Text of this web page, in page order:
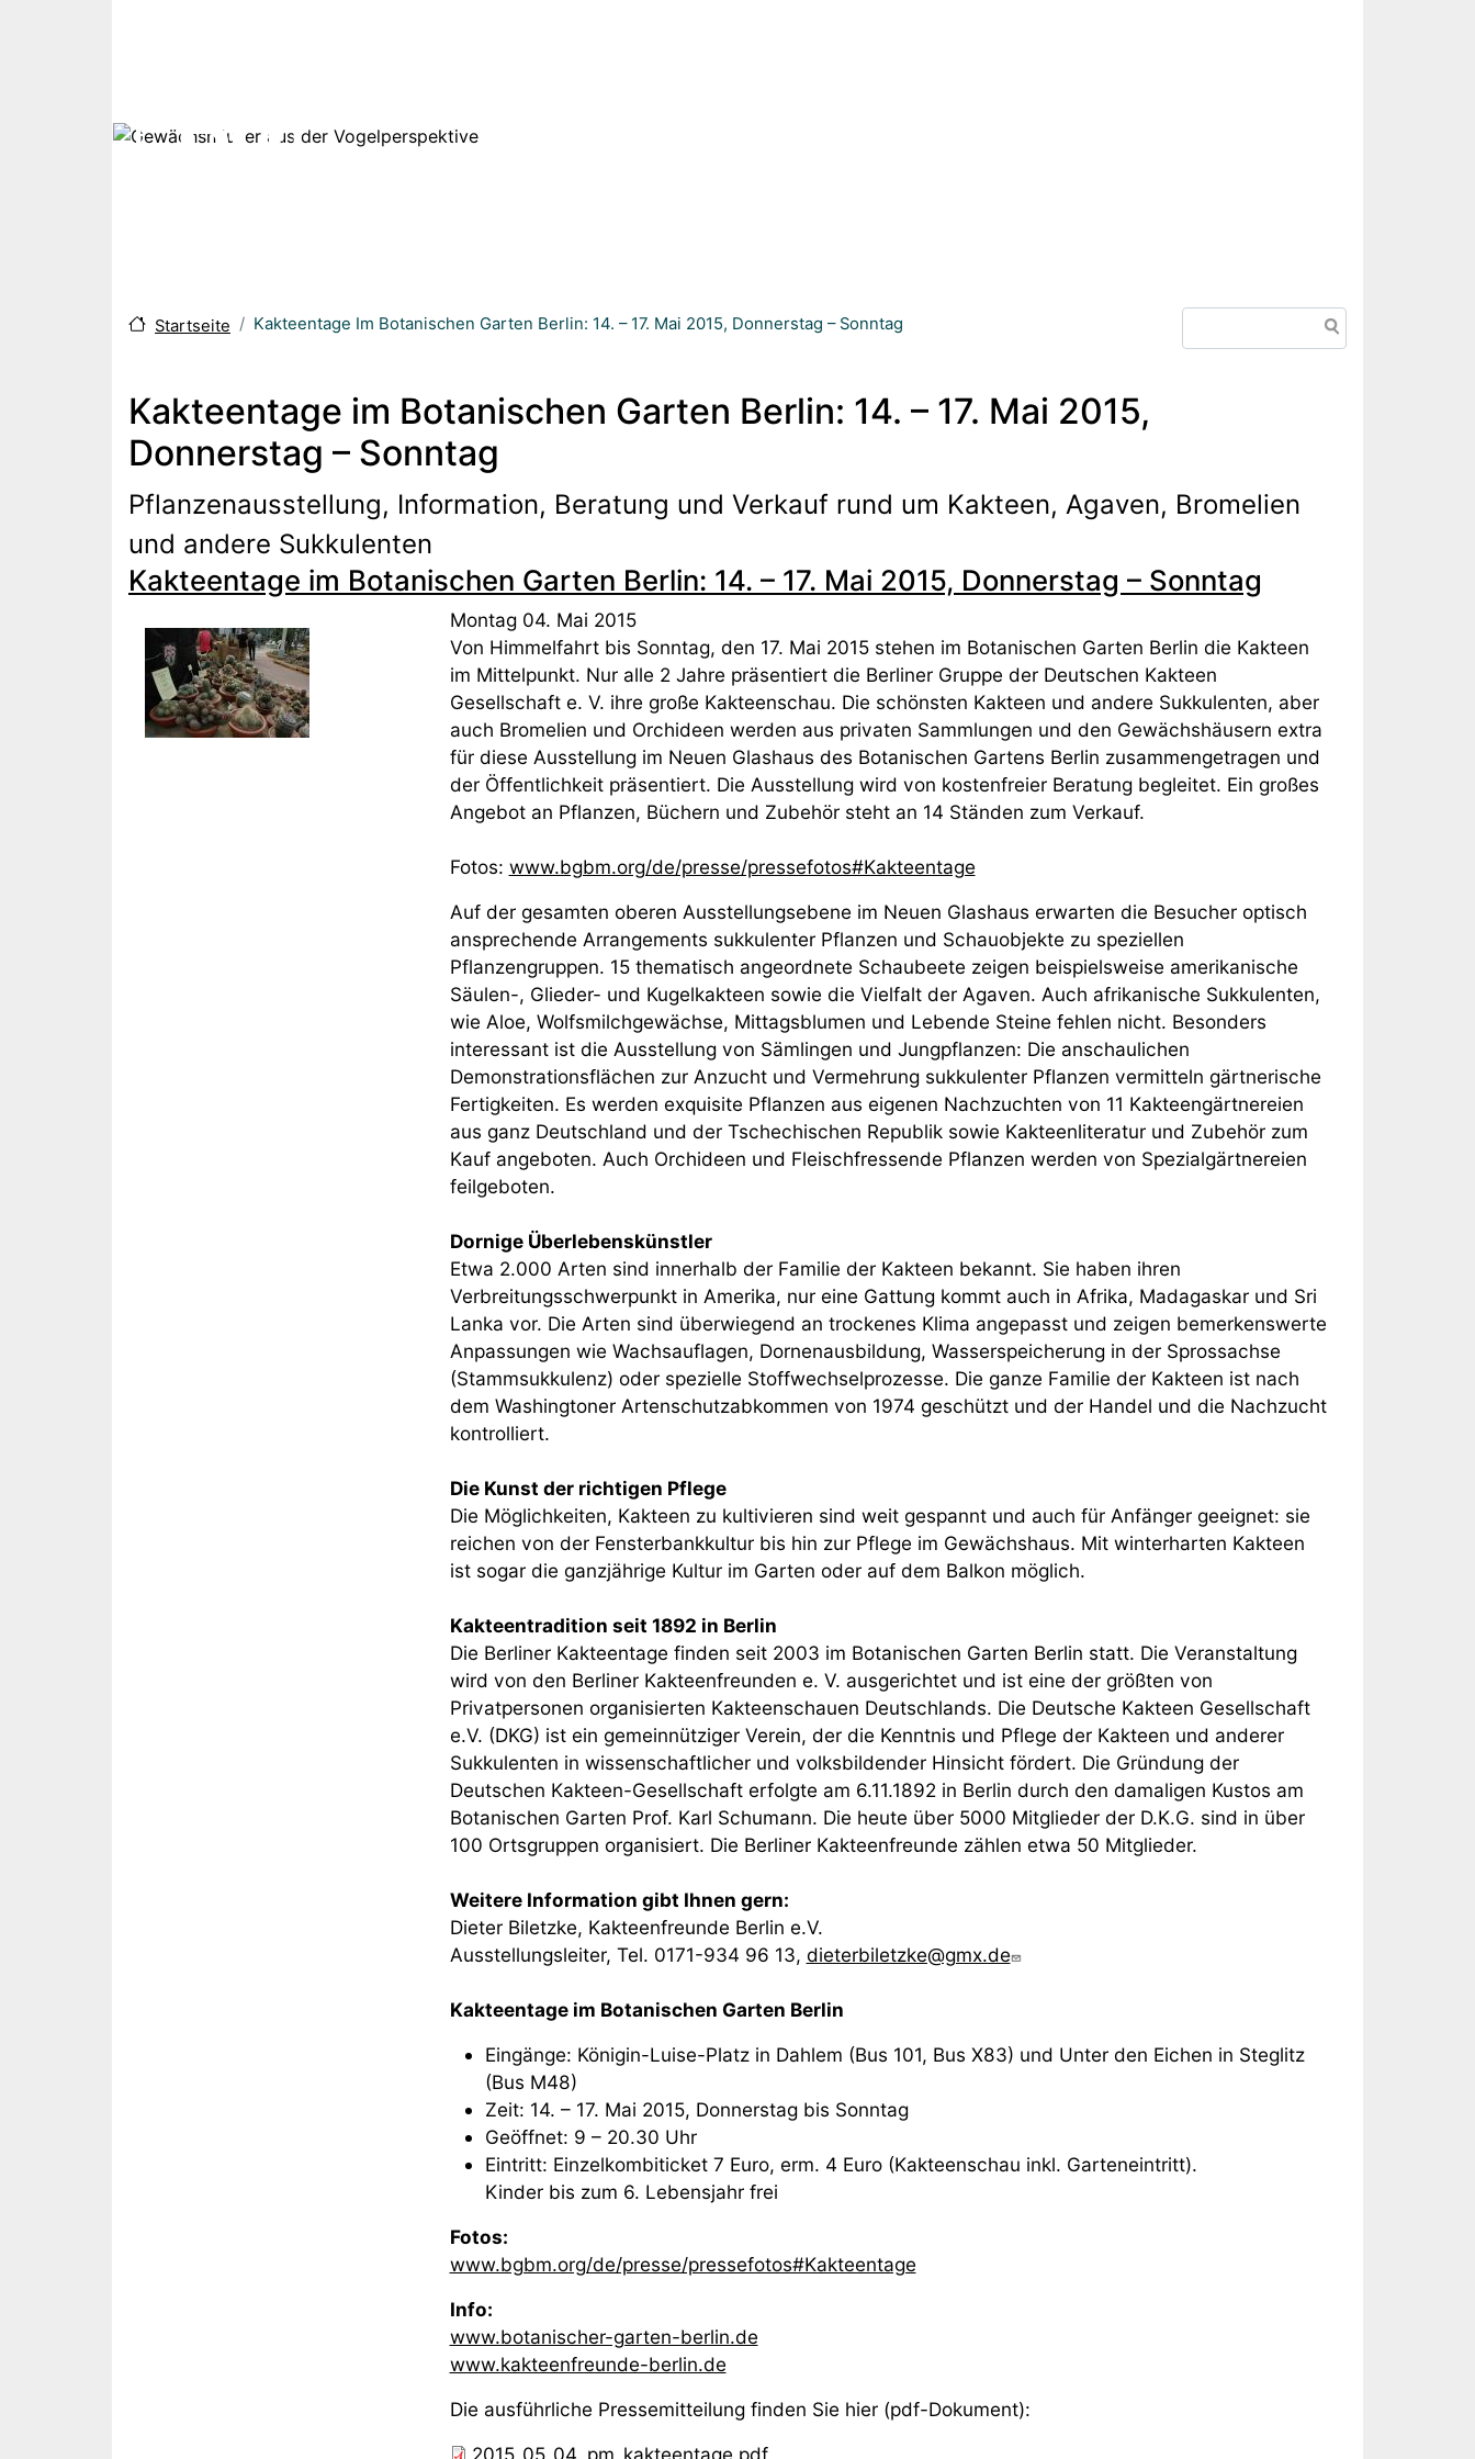
Startseite Kakteentage Im Botanischen Garten Berlin: 14. – 17. Mai 2015, Donnerstag – Sonntag
Kakteentage im Botanischen Garten Berlin: 14. – 17. Mai 2015,
Donnerstag – Sonntag
Pflanzenausstellung, Information, Beratung und Verkauf rund um Kakteen, Agaven, Bromelien
und andere Sukkulenten
Kakteentage im Botanischen Garten Berlin: 14. – 17. Mai 2015, Donnerstag – Sonntag
Montag 04. Mai 2015
Von Himmelfahrt bis Sonntag, den 17. Mai 2015 stehen im Botanischen Garten Berlin die Kakteen
im Mittelpunkt. Nur alle 2 Jahre präsentiert die Berliner Gruppe der Deutschen Kakteen
Gesellschaft e. V. ihre große Kakteenschau. Die schönsten Kakteen und andere Sukkulenten, aber
auch Bromelien und Orchideen werden aus privaten Sammlungen und den Gewächshäusern extra
für diese Ausstellung im Neuen Glashaus des Botanischen Gartens Berlin zusammengetragen und
der Öffentlichkeit präsentiert. Die Ausstellung wird von kostenfreier Beratung begleitet. Ein großes
Angebot an Pflanzen, Büchern und Zubehör steht an 14 Ständen zum Verkauf.
Fotos: www.bgbm.org/de/presse/pressefotos#Kakteentage
Auf der gesamten oberen Ausstellungsebene im Neuen Glashaus erwarten die Besucher optisch
ansprechende Arrangements sukkulenter Pflanzen und Schauobjekte zu speziellen
Pflanzengruppen. 15 thematisch angeordnete Schaubeete zeigen beispielsweise amerikanische
Säulen-, Glieder- und Kugelkakteen sowie die Vielfalt der Agaven. Auch afrikanische Sukkulenten,
wie Aloe, Wolfsmilchgewächse, Mittagsblumen und Lebende Steine fehlen nicht. Besonders
interessant ist die Ausstellung von Sämlingen und Jungpflanzen: Die anschaulichen
Demonstrationsflächen zur Anzucht und Vermehrung sukkulenter Pflanzen vermitteln gärtnerische
Fertigkeiten. Es werden exquisite Pflanzen aus eigenen Nachzuchten von 11 Kakteengärtnereien
aus ganz Deutschland und der Tschechischen Republik sowie Kakteenliteratur und Zubehör zum
Kauf angeboten. Auch Orchideen und Fleischfressende Pflanzen werden von Spezialgärtnereien
feilgeboten.
Dornige Überlebenskünstler
Etwa 2.000 Arten sind innerhalb der Familie der Kakteen bekannt. Sie haben ihren
Verbreitungsschwerpunkt in Amerika, nur eine Gattung kommt auch in Afrika, Madagaskar und Sri
Lanka vor. Die Arten sind überwiegend an trockenes Klima angepasst und zeigen bemerkenswerte
Anpassungen wie Wachsauflagen, Dornenausbildung, Wasserspeicherung in der Sprossachse
(Stammsukkulenz) oder spezielle Stoffwechselprozesse. Die ganze Familie der Kakteen ist nach
dem Washingtoner Artenschutzabkommen von 1974 geschützt und der Handel und die Nachzucht
kontrolliert.
Die Kunst der richtigen Pflege
Die Möglichkeiten, Kakteen zu kultivieren sind weit gespannt und auch für Anfänger geeignet: sie
reichen von der Fensterbankkultur bis hin zur Pflege im Gewächshaus. Mit winterharten Kakteen
ist sogar die ganzjährige Kultur im Garten oder auf dem Balkon möglich.
Kakteentradition seit 1892 in Berlin
Die Berliner Kakteentage finden seit 2003 im Botanischen Garten Berlin statt. Die Veranstaltung
wird von den Berliner Kakteenfreunden e. V. ausgerichtet und ist eine der größten von
Privatpersonen organisierten Kakteenschauen Deutschlands. Die Deutsche Kakteen Gesellschaft
e.V. (DKG) ist ein gemeinnütziger Verein, der die Kenntnis und Pflege der Kakteen und anderer
Sukkulenten in wissenschaftlicher und volksbildender Hinsicht fördert. Die Gründung der
Deutschen Kakteen-Gesellschaft erfolgte am 6.11.1892 in Berlin durch den damaligen Kustos am
Botanischen Garten Prof. Karl Schumann. Die heute über 5000 Mitglieder der D.K.G. sind in über
100 Ortsgruppen organisiert. Die Berliner Kakteenfreunde zählen etwa 50 Mitglieder.
Weitere Information gibt Ihnen gern:
Dieter Biletzke, Kakteenfreunde Berlin e.V.
Ausstellungsleiter, Tel. 0171-934 96 13, dieterbiletzke@gmx.de
Kakteentage im Botanischen Garten Berlin
Eingänge: Königin-Luise-Platz in Dahlem (Bus 101, Bus X83) und Unter den Eichen in Steglitz
(Bus M48)
Zeit: 14. – 17. Mai 2015, Donnerstag bis Sonntag
Geöffnet: 9 – 20.30 Uhr
Eintritt: Einzelkombiticket 7 Euro, erm. 4 Euro (Kakteenschau inkl. Garteneintritt).
Kinder bis zum 6. Lebensjahr frei
Fotos:
www.bgbm.org/de/presse/pressefotos#Kakteentage
Info:
www.botanischer-garten-berlin.de
www.kakteenfreunde-berlin.de
Die ausführliche Pressemitteilung finden Sie hier (pdf-Dokument):
2015_05_04_pm_kakteentage.pdf